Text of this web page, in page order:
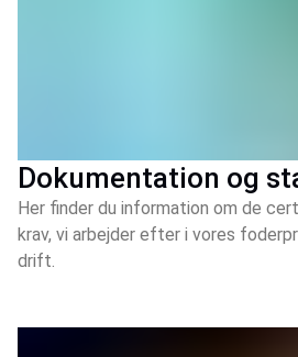
Dokumentation og
Her finder du information om de
krav, vi arbejder efter i vores
drift.